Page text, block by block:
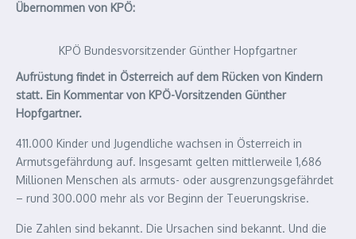
Übernommen von KPÖ:
KPÖ Bundesvorsitzender Günther Hopfgartner
Aufrüstung findet in Österreich auf dem Rücken von Kindern
statt. Ein Kommentar von KPÖ-Vorsitzenden Günther
Hopfgartner.
411.000 Kinder und Jugendliche wachsen in Österreich in
Armutsgefährdung auf. Insgesamt gelten mittlerweile 1,686
Millionen Menschen als armuts- oder ausgrenzungsgefährdet
– rund 300.000 mehr als vor Beginn der Teuerungskrise.
Die Zahlen sind bekannt. Die Ursachen sind bekannt. Und die